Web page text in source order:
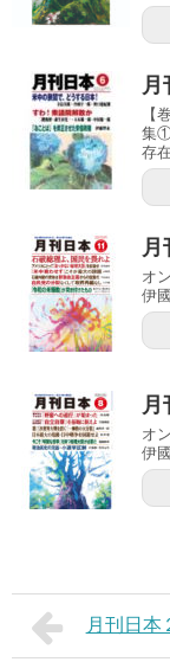
【
集
存
オ
伊
オ
伊
月刊日本